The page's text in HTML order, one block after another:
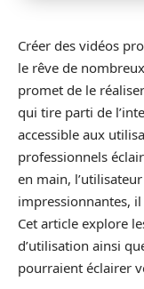
Créer des vidéos
le rêve de
promet de le
qui tire parti de
accessible aux
professionnels
en main,
impressionnantes, il
Cet article explore
d’utilisation ainsi
pourraient éclairer